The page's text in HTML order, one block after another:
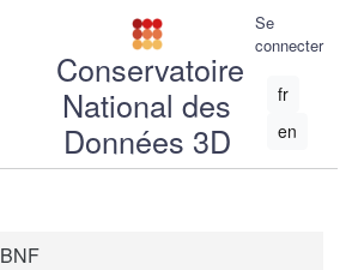
Conservatoire
National des
Données 3D
Se
connecter
fr
en
BNF